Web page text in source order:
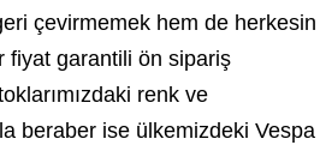
çevirmemek hem de herkesin
fiyat garantili ön sipariş
renk ve
beraber ise ülkemizdeki Vespa